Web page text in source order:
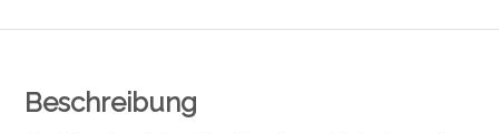
Beschreibung